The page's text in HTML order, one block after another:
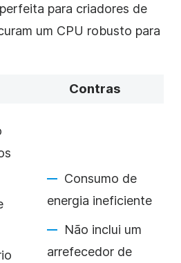
para criadores de
um CPU robusto para
Contras
Consumo de
energia ineficiente
Não inclui um
arrefecedor de